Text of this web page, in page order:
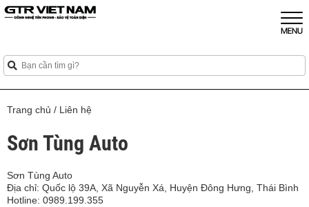
Trang chủ / Liên hệ
Sơn Tùng Auto
Sơn Tùng Auto
Địa chỉ: Quốc lộ 39A, Xã Nguyễn Xá, Huyện Đông Hưng, Thái Bình
Hotline: 0989.199.355